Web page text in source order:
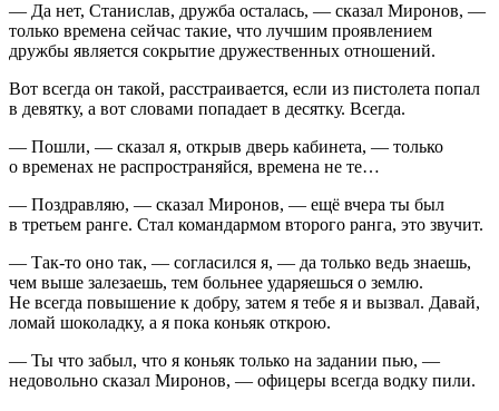
— Да нет, Станислав, дружба осталась, — сказал Миронов, —
только времена сейчас такие, что лучшим проявлением
дружбы является сокрытие дружественных отношений.
Вот всегда он такой, расстраивается, если из пистолета попал
в девятку, а вот словами попадает в десятку. Всегда.
— Пошли, — сказал я, открыв дверь кабинета, — только
о временах не распространяйся, времена не те…
— Поздравляю, — сказал Миронов, — ещё вчера ты был
в третьем ранге. Стал командармом второго ранга, это звучит.
— Так-то оно так, — согласился я, — да только ведь знаешь,
чем выше залезаешь, тем больнее ударяешься о землю.
Не всегда повышение к добру, затем я тебе я и вызвал. Давай,
ломай шоколадку, а я пока коньяк открою.
— Ты что забыл, что я коньяк только на задании пью, —
недовольно сказал Миронов, — офицеры всегда водку пили.